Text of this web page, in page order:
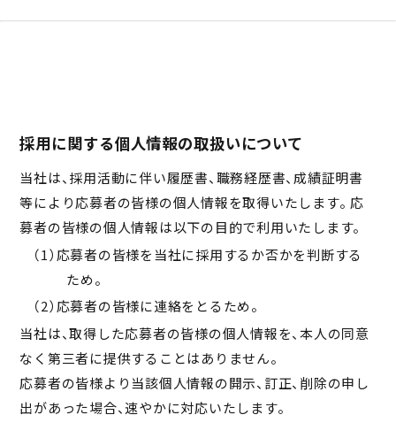
採用に関する個人情報の取扱いについて
当社は、採用活動に伴い履歴書、職務経歴書、成績証明書
等により応募者の皆様の個人情報を取得いたします。 応
募者の皆様の個人情報は以下の目的で利用いたします。
（1）応募者の皆様を当社に採用するか否かを判断する
ため。
（2）応募者の皆様に連絡をとるため。
当社は、取得した応募者の皆様の個人情報を、本人の同意
なく第三者に提供することはありません。
応募者の皆様より当該個人情報の開示、訂正、削除の申し
出があった場合、速やかに対応いたします。